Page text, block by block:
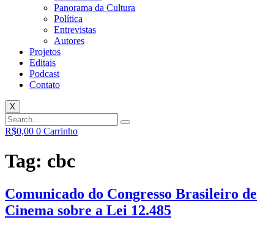
Panorama da Cultura
Política
Entrevistas
Autores
Projetos
Editais
Podcast
Contato
X
R$0,00 0 Carrinho
Tag: cbc
Comunicado do Congresso Brasileiro de
Cinema sobre a Lei 12.485